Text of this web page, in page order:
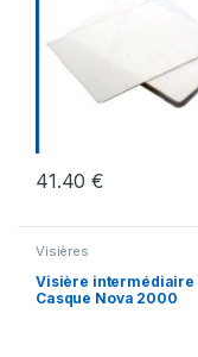
41.40€
Visières
Visière intermédiaire
Casque Nova 2000